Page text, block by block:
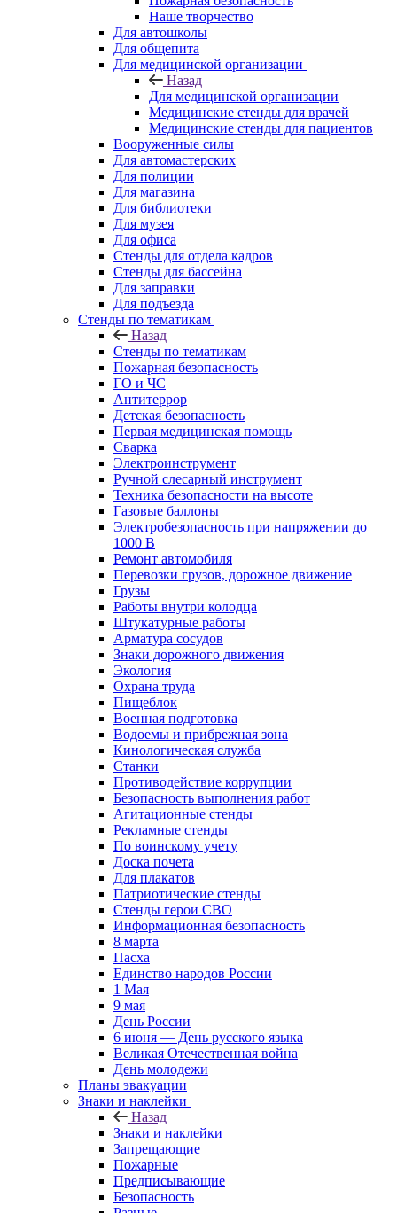
Наше творчество
Для автошколы
Для общепита
Для медицинской организации
Назад
Для медицинской организации
Медицинские стенды для врачей
Медицинские стенды для пациентов
Вооруженные силы
Для автомастерских
Для полиции
Для магазина
Для библиотеки
Для музея
Для офиса
Стенды для отдела кадров
Стенды для бассейна
Для заправки
Для подъезда
Стенды по тематикам
Назад
Стенды по тематикам
Пожарная безопасность
ГО и ЧС
Антитеррор
Детская безопасность
Первая медицинская помощь
Сварка
Электроинструмент
Ручной слесарный инструмент
Техника безопасности на высоте
Газовые баллоны
Электробезопасность при напряжении до
1000 В
Ремонт автомобиля
Перевозки грузов, дорожное движение
Грузы
Работы внутри колодца
Штукатурные работы
Арматура сосудов
Знаки дорожного движения
Экология
Охрана труда
Пищеблок
Военная подготовка
Водоемы и прибрежная зона
Кинологическая служба
Станки
Противодействие коррупции
Безопасность выполнения работ
Агитационные стенды
Рекламные стенды
По воинскому учету
Доска почета
Для плакатов
Патриотические стенды
Стенды герои СВО
Информационная безопасность
8 марта
Пасха
Единство народов России
1 Мая
9 мая
День России
6 июня — День русского языка
Великая Отечественная война
День молодежи
Планы эвакуации
Знаки и наклейки
Назад
Знаки и наклейки
Запрещающие
Пожарные
Предписывающие
Безопасность